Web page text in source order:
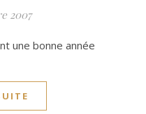
2007
une bonne année